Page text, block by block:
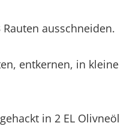
ausschneiden.
entkernen, in kleine
in 2 EL Olivneöl